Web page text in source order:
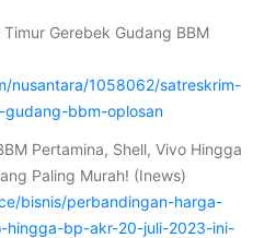
Gerebek Gudang BBM
nusantara/1058062/satreskrim-
bbm-oplosan
Pertamina, Shell, Vivo Hingga
Paling Murah! (Inews)
bisnis/perbandingan-harga-
hingga-bp-akr-20-juli-2023-ini-